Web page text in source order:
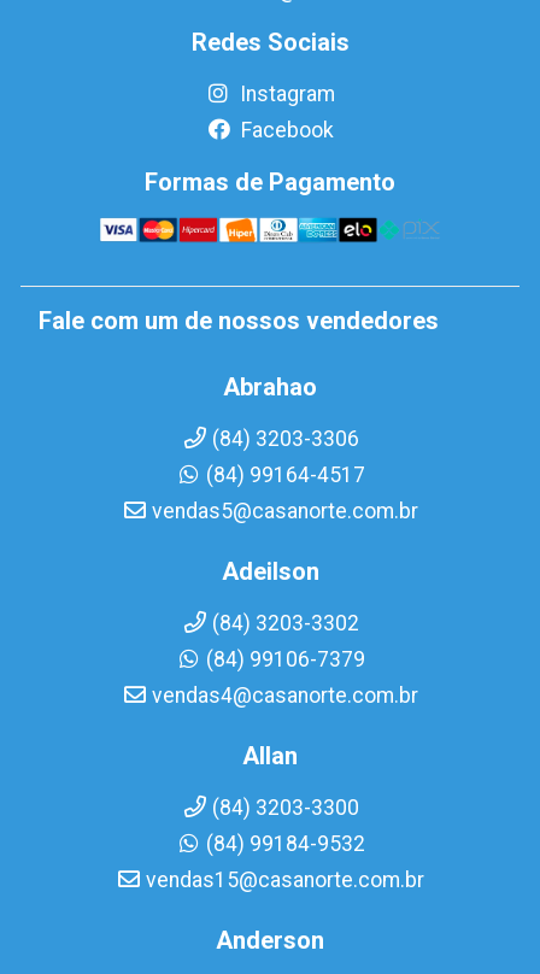
Redes Sociais
Instagram
Facebook
Formas de Pagamento
Fale com um de nossos vendedores
Abrahao
(84) 3203-3306
(84) 99164-4517
vendas5@casanorte.com.br
Adeilson
(84) 3203-3302
(84) 99106-7379
vendas4@casanorte.com.br
Allan
(84) 3203-3300
(84) 99184-9532
vendas15@casanorte.com.br
Anderson